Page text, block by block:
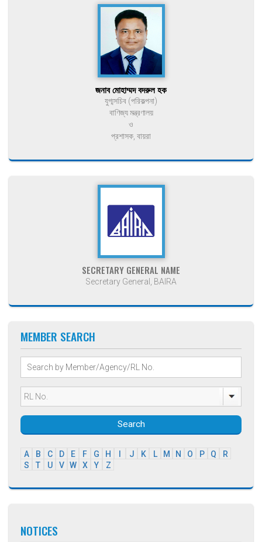
জনাব মোহাম্মদ বদরুল হক
যুগ্মসচিব (পরিকল্পনা)
বাণিজ্য মন্ত্রণালয়
ও
প্রশাসক, বায়রা
SECRETARY GENERAL NAME
Secretary General, BAIRA
MEMBER SEARCH
Search
A B C D E F G H J K L M N O P Q
R
S
T U V W X Y Z
NOTICES